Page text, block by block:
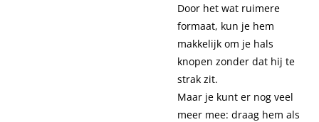
Door het wat ruimere
formaat, kun je hem
makkelijk om je hals
knopen zonder dat hij te
strak zit.
Maar je kunt er nog veel
meer mee: draag hem als